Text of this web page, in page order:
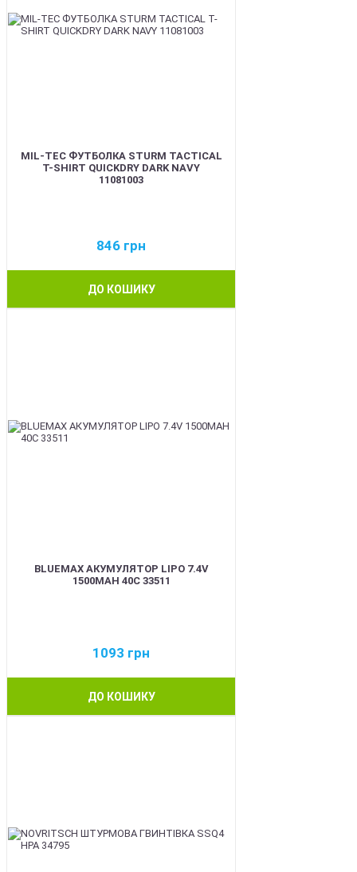
MIL-TEC ФУТБОЛКА STURM TACTICAL
T-SHIRT QUICKDRY DARK NAVY
11081003
846 грн
ДО КОШИКУ
BLUEMAX АКУМУЛЯТОР LIPO 7.4V
1500MAH 40C 33511
1093 грн
ДО КОШИКУ